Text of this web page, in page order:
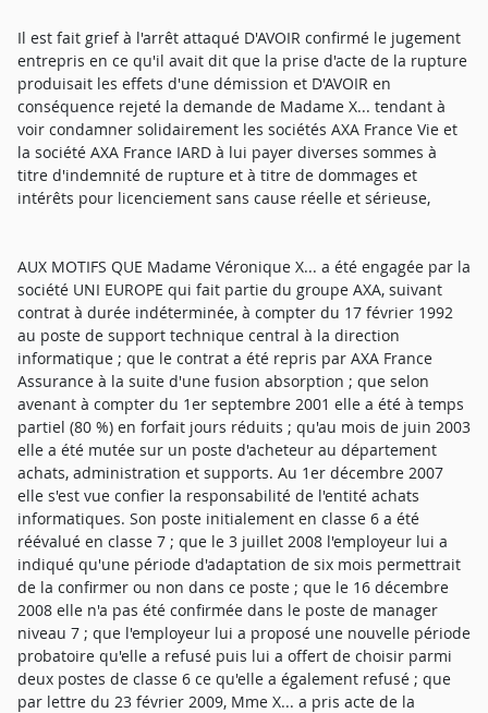
Il est fait grief à l'arrêt attaqué D'AVOIR confirmé le jugement
entrepris en ce qu'il avait dit que la prise d'acte de la rupture
produisait les effets d'une démission et D'AVOIR en
conséquence rejeté la demande de Madame X... tendant à
voir condamner solidairement les sociétés AXA France Vie et
la société AXA France IARD à lui payer diverses sommes à
titre d'indemnité de rupture et à titre de dommages et
intérêts pour licenciement sans cause réelle et sérieuse,
AUX MOTIFS QUE Madame Véronique X... a été engagée par la
société UNI EUROPE qui fait partie du groupe AXA, suivant
contrat à durée indéterminée, à compter du 17 février 1992
au poste de support technique central à la direction
informatique ; que le contrat a été repris par AXA France
Assurance à la suite d'une fusion absorption ; que selon
avenant à compter du 1er septembre 2001 elle a été à temps
partiel (80 %) en forfait jours réduits ; qu'au mois de juin 2003
elle a été mutée sur un poste d'acheteur au département
achats, administration et supports. Au 1er décembre 2007
elle s'est vue confier la responsabilité de l'entité achats
informatiques. Son poste initialement en classe 6 a été
réévalué en classe 7 ; que le 3 juillet 2008 l'employeur lui a
indiqué qu'une période d'adaptation de six mois permettrait
de la confirmer ou non dans ce poste ; que le 16 décembre
2008 elle n'a pas été confirmée dans le poste de manager
niveau 7 ; que l'employeur lui a proposé une nouvelle période
probatoire qu'elle a refusé puis lui a offert de choisir parmi
deux postes de classe 6 ce qu'elle a également refusé ; que
par lettre du 23 février 2009, Mme X... a pris acte de la